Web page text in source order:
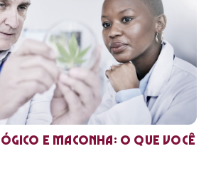
e maconha: o que você